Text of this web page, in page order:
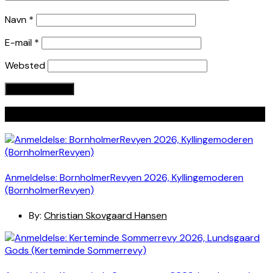
Navn *
E-mail *
Websted
Anmeldelse: BornholmerRevyen 2026, Kyllingemoderen
(BornholmerRevyen)
By: Christian Skovgaard Hansen